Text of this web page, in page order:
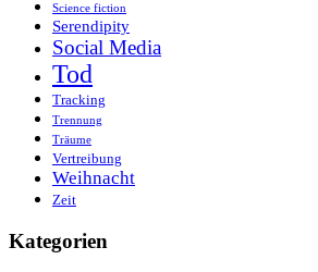
Science fiction
Serendipity
Social Media
Tod
Tracking
Trennung
Träume
Vertreibung
Weihnacht
Zeit
Kategorien